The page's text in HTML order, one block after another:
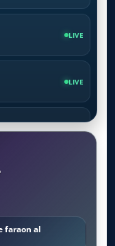
LIVE
LIVE
LIVE
faraon al